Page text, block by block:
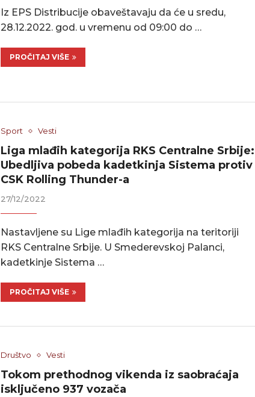
Iz EPS Distribucije obaveštavaju da će u sredu,
28.12.2022. god. u vremenu od 09:00 do …
PROČITAJ VIŠE
Sport Vesti
Liga mlađih kategorija RKS Centralne Srbije:
Ubedljiva pobeda kadetkinja Sistema protiv
CSK Rolling Thunder-a
27/12/2022
Nastavljene su Lige mlađih kategorija na teritoriji
RKS Centralne Srbije. U Smederevskoj Palanci,
kadetkinje Sistema …
PROČITAJ VIŠE
Društvo Vesti
Tokom prethodnog vikenda iz saobraćaja
isključeno 937 vozača